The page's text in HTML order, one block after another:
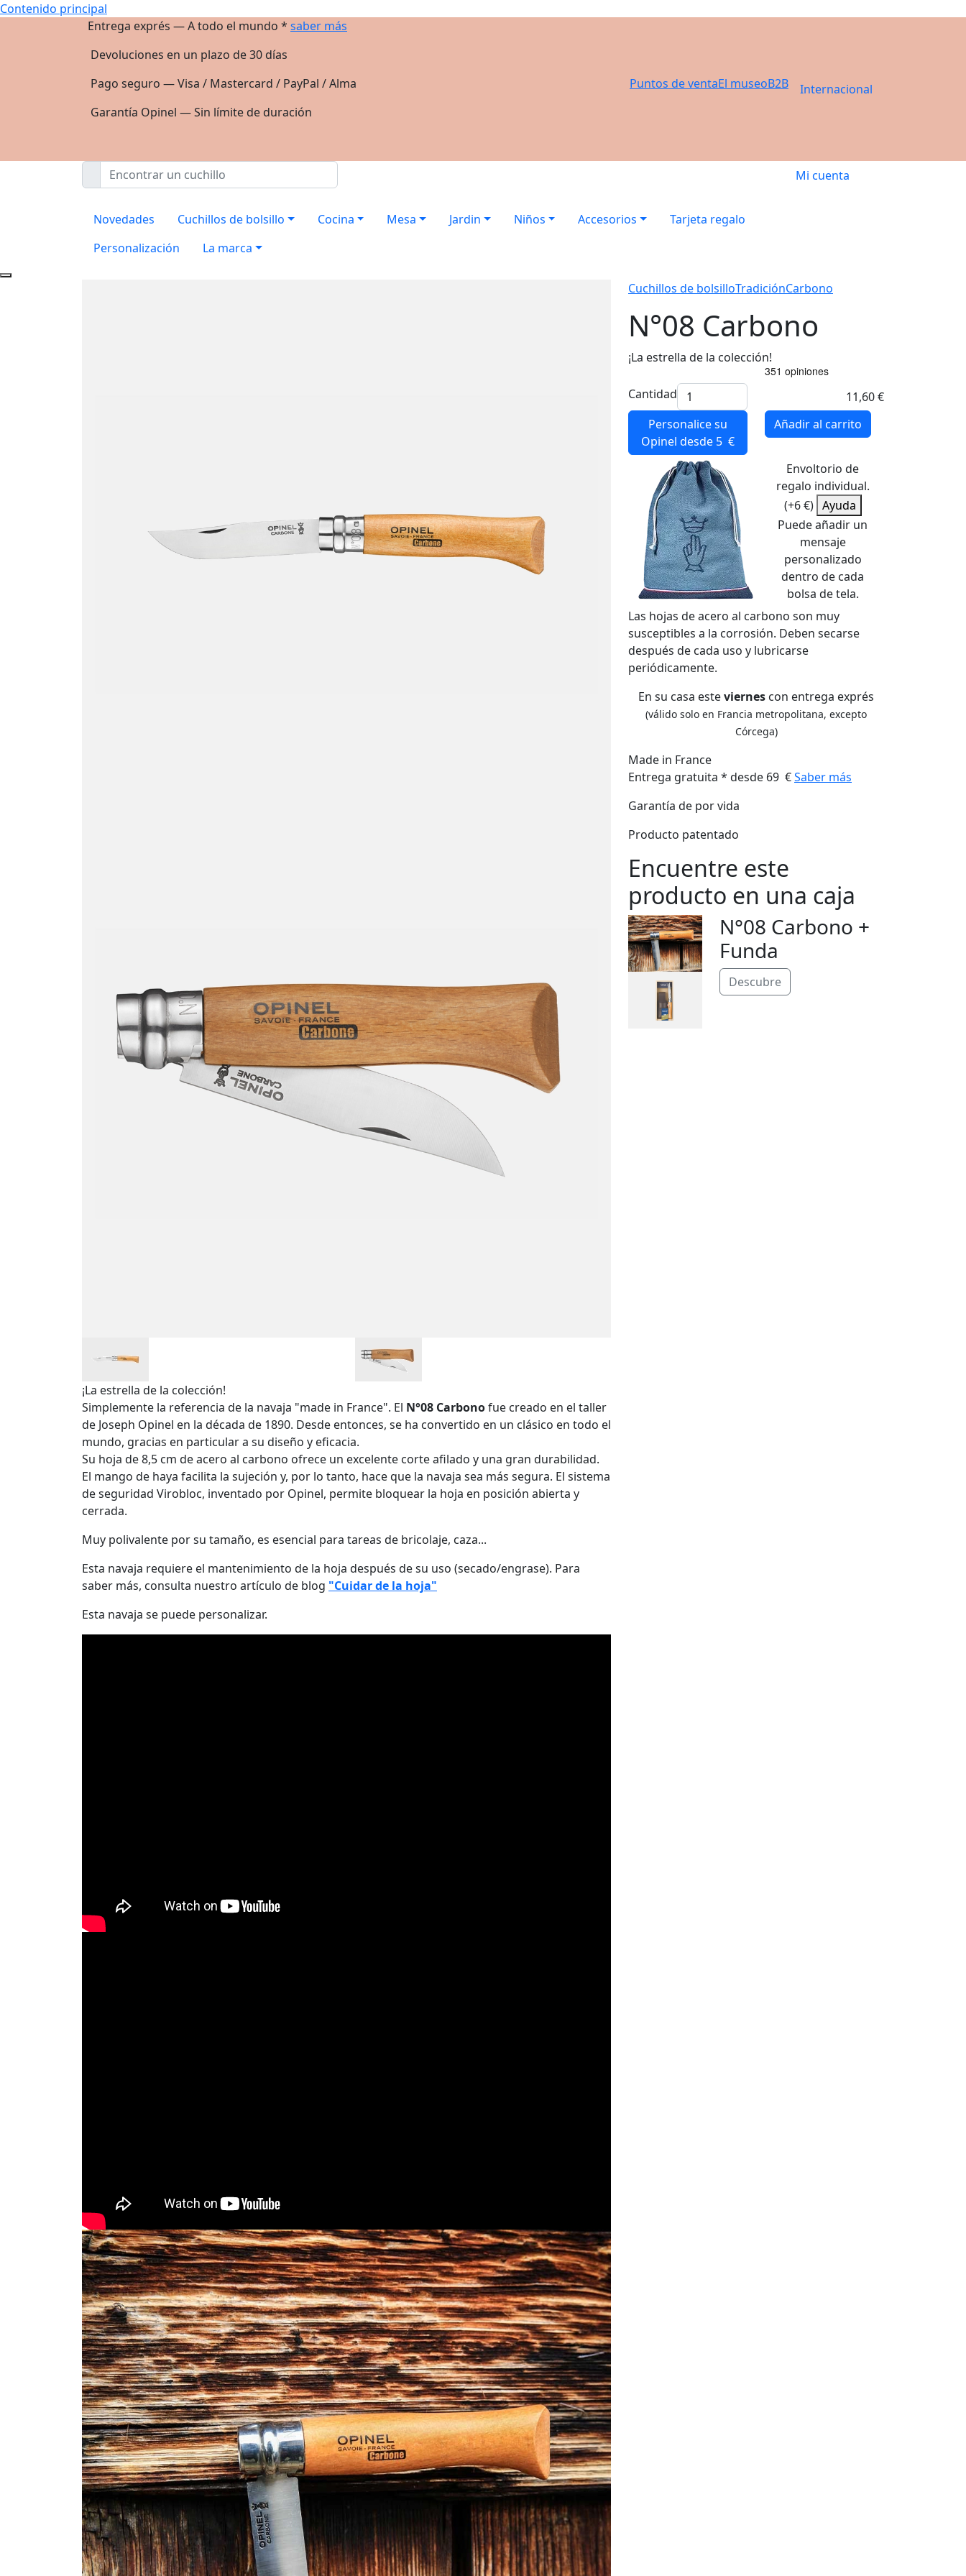
Contenido principal
Entrega exprés — A todo el mundo * saber más
Devoluciones en un plazo de 30 días
Pago seguro — Visa / Mastercard / PayPal / Alma
Garantía Opinel — Sin límite de duración
Puntos de ventaEl museoB2B Internacional
Mi cuenta
Novedades Cuchillos de bolsillo Cocina Mesa Jardin Niños Accesorios
Tarjeta regalo
Personalización
La marca
Cuchillos de bolsilloTradiciónCarbono
N°08 Carbono
¡La estrella de la colección!
Cantidad
11,60 €
Personalice su
Opinel desde 5 €
Añadir al carrito
Envoltorio de
regalo individual.
(+6 €) Ayuda
Puede añadir un
mensaje
personalizado
dentro de cada
bolsa de tela.
Las hojas de acero al carbono son muy
susceptibles a la corrosión. Deben secarse
después de cada uso y lubricarse
periódicamente.
En su casa esteviernes con entrega exprés
(válido solo en Francia metropolitana, excepto
Córcega)
Made in France
Entrega gratuita * desde 69 €Saber más
Garantía de por vida
Producto patentado
Encuentre este
producto en una caja
N°08 Carbono +
Funda
Descubre
¡La estrella de la colección!
Simplemente la referencia de la navaja "made in France". El N°08 Carbonofue creado en el taller
de Joseph Opinel en la década de 1890. Desde entonces, se ha convertido en un clásico en todo el
mundo, gracias en particular a su diseño y eficacia.
Su hoja de 8,5 cm de acero al carbono ofrece un excelente corte afilado y una gran durabilidad.
El mango de haya facilita la sujeción y, por lo tanto, hace que la navaja sea más segura. El sistema
de seguridad Virobloc, inventado por Opinel, permite bloquear la hoja en posición abierta y
cerrada.
Muy polivalente por su tamaño, es esencial para tareas de bricolaje, caza...
Esta navaja requiere el mantenimiento de la hoja después de su uso (secado/engrase). Para
saber más, consulta nuestro artículo de blog "Cuidar de la hoja"
Esta navaja se puede personalizar.